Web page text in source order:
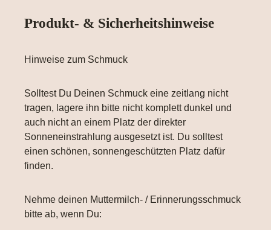
Produkt- & Sicherheitshinweise
Hinweise zum Schmuck
Solltest Du Deinen Schmuck eine zeitlang nicht
tragen, lagere ihn bitte nicht komplett dunkel und
auch nicht an einem Platz der direkter
Sonneneinstrahlung ausgesetzt ist. Du solltest
einen schönen, sonnengeschützten Platz dafür
finden.
Nehme deinen Muttermilch- / Erinnerungsschmuck
bitte ab, wenn Du: